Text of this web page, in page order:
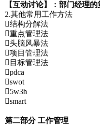
【互动讨论】：部门经理
2.其他常用工作方法
结构分解法
重点管理法
头脑风暴法
项目管理法
目标管理法
pdca
swot
5w3h
smart
第二部分 工作管理